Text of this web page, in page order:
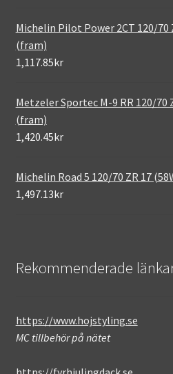
Michelin Pilot Power 2CT 120/70
(fram)
1,117.85kr
Metzeler Sportec M-9 RR 120/70
(fram)
1,420.45kr
Michelin Road 5 120/70 ZR 17
1,497.13kr
Rekommenderade
https://www.hojstyling.se
MC tillbehör på nätet